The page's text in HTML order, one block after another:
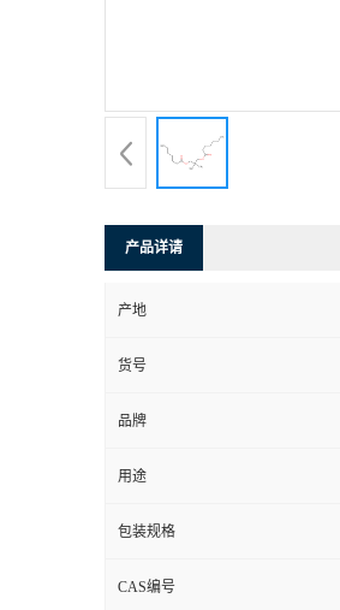
产品详请
产地
货号
品牌
用途
包装规格
CAS编号